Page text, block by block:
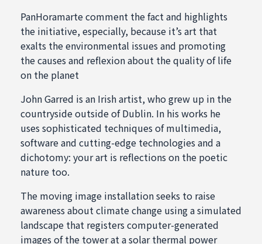
PanHoramarte comment the fact and highlights
the initiative, especially, because it’s art that
exalts the environmental issues and promoting
the causes and reflexion about the quality of life
on the planet
John Garred is an Irish artist, who grew up in the
countryside outside of Dublin. In his works he
uses sophisticated techniques of multimedia,
software and cutting-edge technologies and a
dichotomy: your art is reflections on the poetic
nature too.
The moving image installation seeks to raise
awareness about climate change using a simulated
landscape that registers computer-generated
images of the tower at a solar thermal power